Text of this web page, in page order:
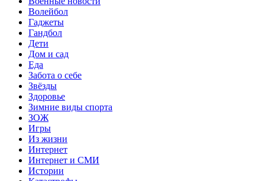
Волейбол
Гаджеты
Гандбол
Дети
Дом и сад
Еда
Забота о себе
Звёзды
Здоровье
Зимние виды спорта
ЗОЖ
Игры
Из жизни
Интернет
Интернет и СМИ
Истории